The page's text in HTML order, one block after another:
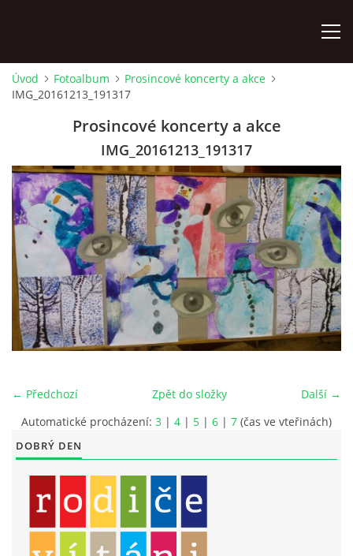
ÚVOD
ZAMĚSTNANCI
HUDEBNÍ OBOR
SOUBORY
VÝTVARNÝ OBOR
DĚTSKÁ UMĚLECKÁ DÍLNA
PRAVIDLA PRO VEŘEJNÉ AKCE ZUŠ STAŇKOV
ÚSPĚCHY NAŠICH ŽÁKŮ
Úvod Fotoalbum
Prosincové koncerty a akce
IMG_20161213_191317
Prosincové koncerty a akce
IMG_20161213_191317
← Předchozí Další →
Zpět do složky
Automatické procházení: 3 | 4 | 5 | 6 | 7 (čas ve vteřinách)
DOBRÝ DEN